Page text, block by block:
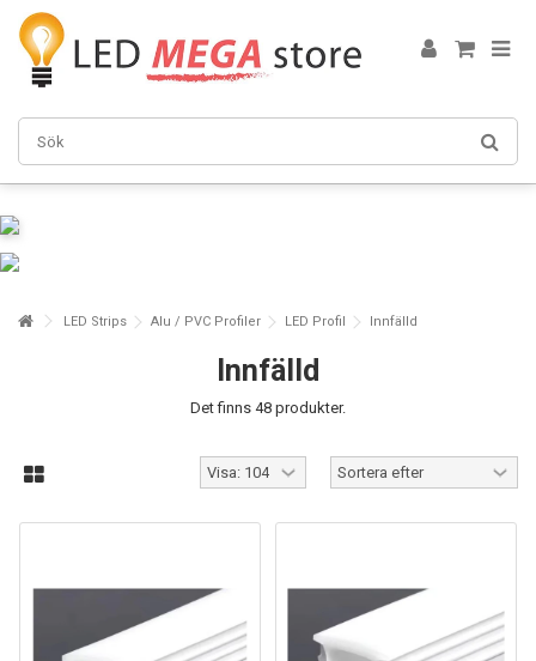
LED Strips Alu / PVC Profiler LED Profil Innfälld
Innfälld
Det finns 48 produkter.